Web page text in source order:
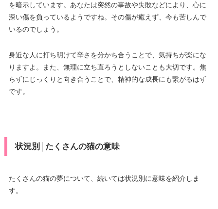
を暗示しています。あなたは突然の事故や失敗などにより、心に
深い傷を負っているようですね。その傷が癒えず、今も苦しんで
いるのでしょう。
身近な人に打ち明けて辛さを分かち合うことで、気持ちが楽にな
りますよ。また、無理に立ち直ろうとしないことも大切です。焦
らずにじっくりと向き合うことで、精神的な成長にも繋がるはず
です。
状況別│たくさんの猫の意味
たくさんの猫の夢について、続いては状況別に意味を紹介しま
す。